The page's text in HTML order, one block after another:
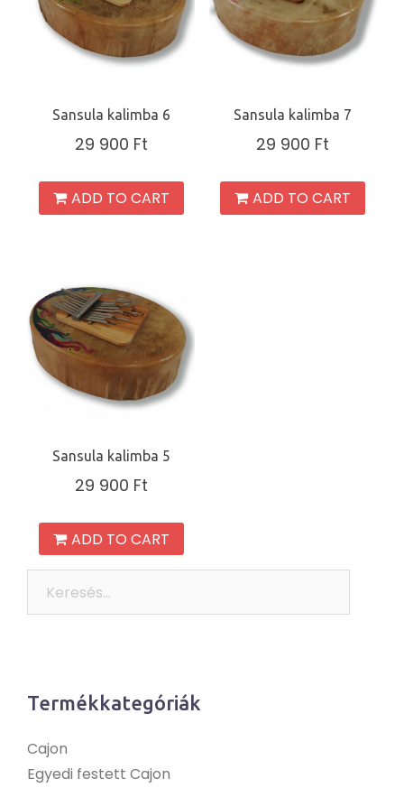
Sansula kalimba 6
29 900 Ft
ADD TO CART
Sansula kalimba 7
29 900 Ft
ADD TO CART
Sansula kalimba 5
29 900 Ft
ADD TO CART
Termékkategóriák
Cajon
Egyedi festett Cajon